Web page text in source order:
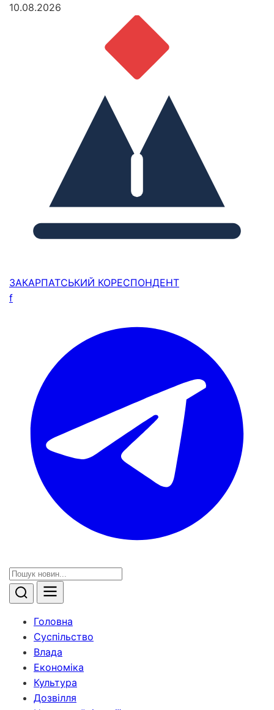
10.08.2026
ЗАКАРПАТСЬКИЙ КОРЕСПОНДЕНТ
f
Головна
Суспільство
Влада
Економіка
Культура
Дозвілля